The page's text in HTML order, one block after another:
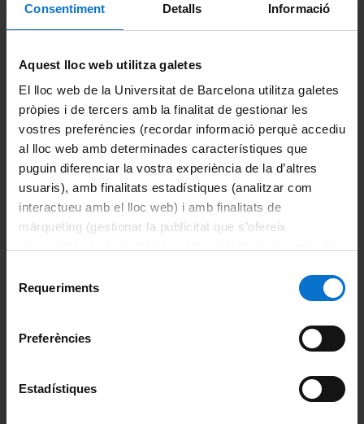
Consentiment Detalls Informació
Aquest lloc web utilitza galetes
El lloc web de la Universitat de Barcelona utilitza galetes
pròpies i de tercers amb la finalitat de gestionar les
vostres preferències (recordar informació perquè accediu
al lloc web amb determinades característiques que
puguin diferenciar la vostra experiència de la d’altres
usuaris), amb finalitats estadístiques (analitzar com
interactueu amb el lloc web) i amb finalitats de
màrqueting (gestionar la publicitat que s’ofereix
consultar laPolítica de galetes del lloc web de la
Requeriments
Preferències
Estadístiques
La Facultat
Coneix la Facultat
Missió, visió i valors
Sistema de Qualitat
Activitat de la Facultat
Fonaments Clinics
Odontoestomatologia
Patologia i Terapèutica Experimental